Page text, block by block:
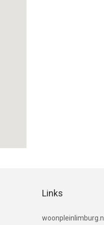
Links
woonpleinlimburg.nl